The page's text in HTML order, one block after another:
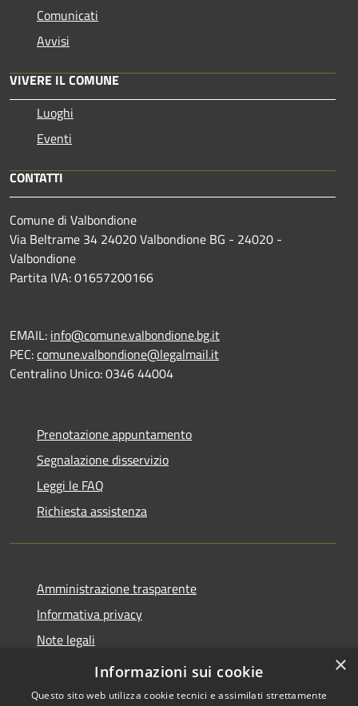
Comunicati
Avvisi
VIVERE IL COMUNE
Luoghi
Eventi
CONTATTI
Comune di Valbondione
Via Beltrame 34 24020 Valbondione BG - 24020 -
Valbondione
Partita IVA: 01657200166
EMAIL: info@comune.valbondione.bg.it
PEC:comune.valbondione@legalmail.it
Centralino Unico: 0346 44004
Prenotazione appuntamento
Segnalazione disservizio
Leggi le FAQ
Richiesta assistenza
Amministrazione trasparente
Informativa privacy
Note legali
Dichiarazione di accessibilità
×
Informazioni sui cookie
Questo sito web utilizza cookie tecnici e assimilati strettamente